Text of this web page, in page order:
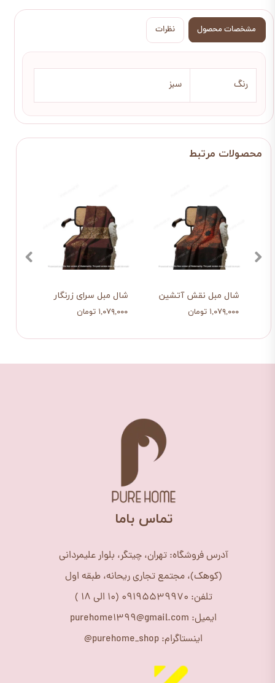
مشخصات محصول نظرات
رنگ سبز
شال مبل سرای زرنگار
۱,۰۷۹,۰۰۰ تومان
شال مبل نقش آتشین
۱,۰۷۹,۰۰۰ تومان
​تماس باما
آدرس فروشگاه: تهران، چیتگر، بلوار علیمردانی
(کوهک)، مجتمع تجاری ریحانه، طبقه اول
تلفن: 09195539970 (10 الی 18 )
ایمیل: purehome1399@gmail.com
اینستاگرام: purehome_shop@